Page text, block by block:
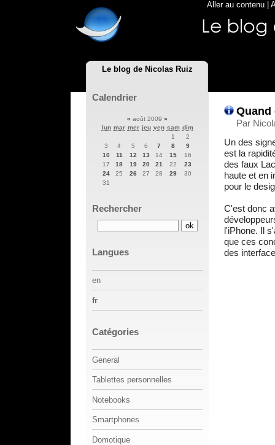
Le blog de Nicolas Ruiz
Aller au contenu
Quand
Par
Un des
est la
des faux
haute et en
pour le
C'est donc
l'iPhone. Il
que ces
des
Calendrier
« août 2009 »
lun mar mer jeu ven sam dim
1
2
3
4 5 6 7 8
9
10
11 12 13 14 15
16
17
18 19 20 21 22
23
24
25 26 27 28 29
30
31
Rechercher
Langues
en
fr
Catégories
General
Tablettes personnelles
Notebooks
Smartphones
Domotique